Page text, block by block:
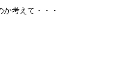
考えて・・・